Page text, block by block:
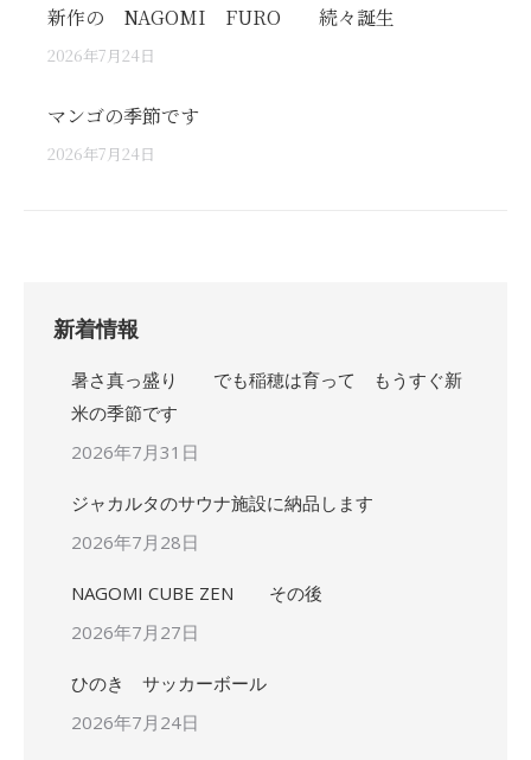
新作の NAGOMI FURO 続々誕生
2026年7月24日
マンゴの季節です
2026年7月24日
新着情報
暑さ真っ盛り でも稲穂は育って もうすぐ新
米の季節です
2026年7月31日
ジャカルタのサウナ施設に納品します
2026年7月28日
NAGOMI CUBE ZEN その後
2026年7月27日
ひのき サッカーボール
2026年7月24日